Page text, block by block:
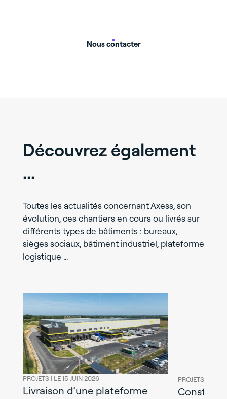
Nous contacter
Découvrez également
...
Toutes les actualités concernant Axess, son
évolution, ces chantiers en cours ou livrés sur
différents types de bâtiments : bureaux,
sièges sociaux, bâtiment industriel, plateforme
logistique …
PROJETS | LE 15 JUIN 2026
Livraison d’une plateforme
PROJETS |